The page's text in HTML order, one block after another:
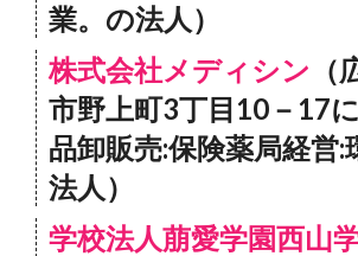
業。の法人）
株式会社メディシン
市野上町3丁目10－17
品卸販売:保険薬局経営:
法人）
学校法人萠愛学園西山